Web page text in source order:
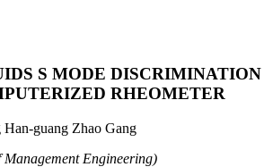
S MODE DISCRIMINATION
RHEOMETER
guang Zhao Gang
Engineering)